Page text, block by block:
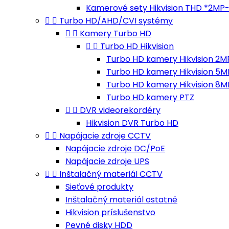
Kamerové sety Hikvision THD
  Turbo HD/AHD/CVI systémy
  Kamery Turbo HD
  Turbo HD Hikvision
Turbo HD kamery Hikvision
Turbo HD kamery Hikvision
Turbo HD kamery Hikvision
Turbo HD kamery PTZ
  DVR videorekordéry
Hikvision DVR Turbo HD
  Napájacie zdroje CCTV
Napájacie zdroje DC/PoE
Napájacie zdroje UPS
  Inštalačný materiál CCTV
Sieťové produkty
Inštalačný materiál ostatné
Hikvision príslušenstvo
Pevné disky HDD